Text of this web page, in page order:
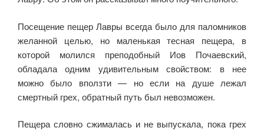
Посещение пещер Лавры всегда было для паломников
же­ланной целью, но маленькая тесная пещера, в
которой молился преподобный Иов Почаевский,
обладала одним удивительным свойством: в нее
можно было вползти — но если на душе лежал
смертный грех, обратный путь был невозможен.
Пещера словно сжималась и не выпускала, пока грех